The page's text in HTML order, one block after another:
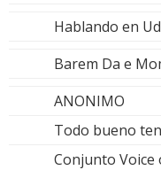
Hablando en
Barem Da e
ANONIMO
Todo bueno
Conjunto Voice